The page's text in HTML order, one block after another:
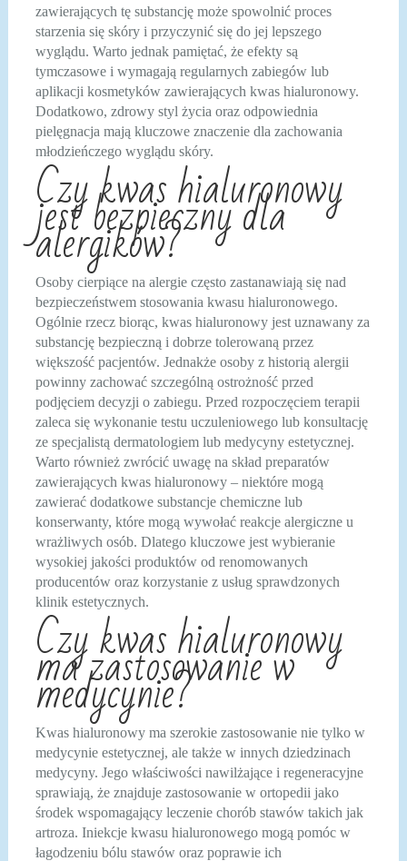
zawierających tę substancję może spowolnić proces
starzenia się skóry i przyczynić się do jej lepszego
wyglądu. Warto jednak pamiętać, że efekty są
tymczasowe i wymagają regularnych zabiegów lub
aplikacji kosmetyków zawierających kwas hialuronowy.
Dodatkowo, zdrowy styl życia oraz odpowiednia
pielęgnacja mają kluczowe znaczenie dla zachowania
młodzieńczego wyglądu skóry.
Czy kwas hialuronowy
jest bezpieczny dla
alergików?
Osoby cierpiące na alergie często zastanawiają się nad
bezpieczeństwem stosowania kwasu hialuronowego.
Ogólnie rzecz biorąc, kwas hialuronowy jest uznawany za
substancję bezpieczną i dobrze tolerowaną przez
większość pacjentów. Jednakże osoby z historią alergii
powinny zachować szczególną ostrożność przed
podjęciem decyzji o zabiegu. Przed rozpoczęciem terapii
zaleca się wykonanie testu uczuleniowego lub konsultację
ze specjalistą dermatologiem lub medycyny estetycznej.
Warto również zwrócić uwagę na skład preparatów
zawierających kwas hialuronowy – niektóre mogą
zawierać dodatkowe substancje chemiczne lub
konserwanty, które mogą wywołać reakcje alergiczne u
wrażliwych osób. Dlatego kluczowe jest wybieranie
wysokiej jakości produktów od renomowanych
producentów oraz korzystanie z usług sprawdzonych
klinik estetycznych.
Czy kwas hialuronowy
ma zastosowanie w
medycynie?
Kwas hialuronowy ma szerokie zastosowanie nie tylko w
medycynie estetycznej, ale także w innych dziedzinach
medycyny. Jego właściwości nawilżające i regeneracyjne
sprawiają, że znajduje zastosowanie w ortopedii jako
środek wspomagający leczenie chorób stawów takich jak
artroza. Iniekcje kwasu hialuronowego mogą pomóc w
łagodzeniu bólu stawów oraz poprawie ich